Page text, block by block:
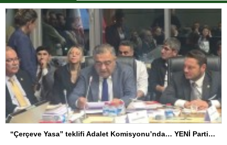
“Çerçeve Yasa” teklifi Adalet Komisyonu’nda… YENİ Partili Tanrıkulu: Bir insana ‘Silahını bırak, ülkene dön, siyasal ve toplumsal hayata katıl’ diyorsanız, o insan kapıdan içeri girdiğinde başına ne geleceğini bilmelidir